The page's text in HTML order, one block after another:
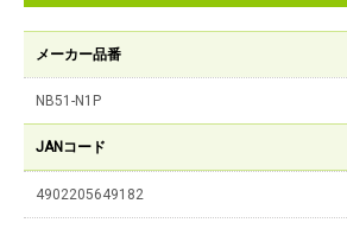
メーカー品番
NB51-N1P
JANコード
4902205649182